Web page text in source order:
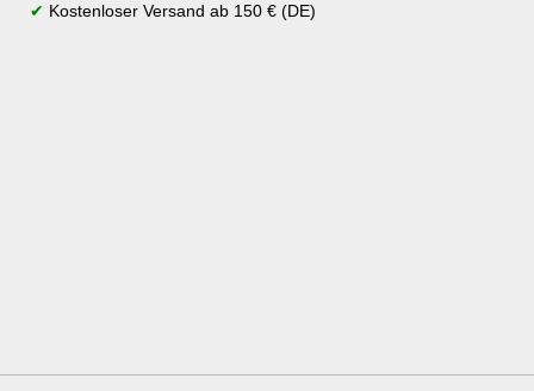
✔ Kostenloser Versand ab 150 € (DE)